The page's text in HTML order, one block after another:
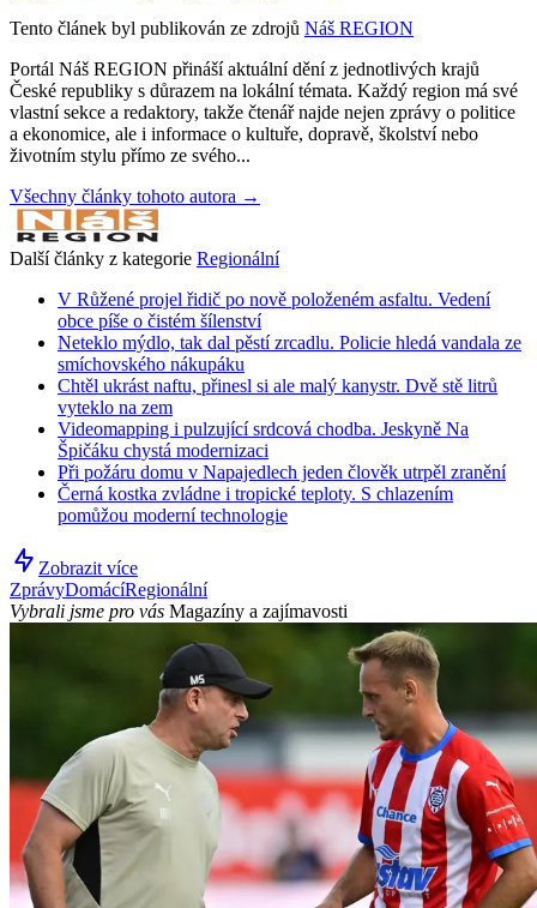
Tento článek byl publikován ze zdrojů Náš REGION
Portál Náš REGION přináší aktuální dění z jednotlivých krajů
České republiky s důrazem na lokální témata. Každý region má své
vlastní sekce a redaktory, takže čtenář najde nejen zprávy o politice
a ekonomice, ale i informace o kultuře, dopravě, školství nebo
životním stylu přímo ze svého...
Všechny články tohoto autora →
Další články z kategorie Regionální
V Růžené projel řidič po nově položeném asfaltu. Vedení
obce píše o čistém šílenství
Neteklo mýdlo, tak dal pěstí zrcadlu. Policie hledá vandala ze
smíchovského nákupáku
Chtěl ukrást naftu, přinesl si ale malý kanystr. Dvě stě litrů
vyteklo na zem
Videomapping i pulzující srdcová chodba. Jeskyně Na
Špičáku chystá modernizaci
Při požáru domu v Napajedlech jeden člověk utrpěl zranění
Černá kostka zvládne i tropické teploty. S chlazením
pomůžou moderní technologie
Zobrazit více
ZprávyDomácíRegionální
Vybrali jsme pro vás Magazíny a zajímavosti